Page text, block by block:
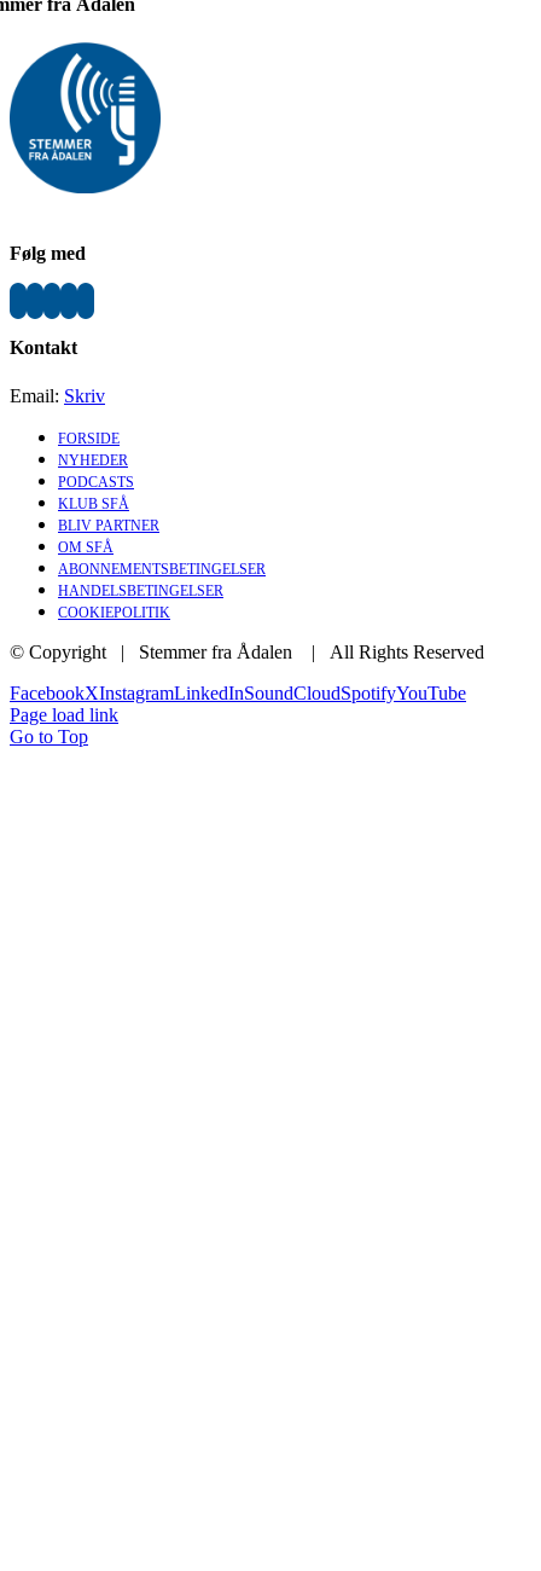
fra Ådalen
Følg med
Kontakt
Email: Skriv
FORSIDE
NYHEDER
PODCASTS
KLUB SFÅ
BLIV PARTNER
OM SFÅ
ABONNEMENTSBETINGELSER
HANDELSBETINGELSER
COOKIEPOLITIK
© Copyright | Stemmer fra Ådalen
| All Rights Reserved
FacebookXInstagramLinkedInSoundCloudSpotifyYouTube
Page load link
Go to Top